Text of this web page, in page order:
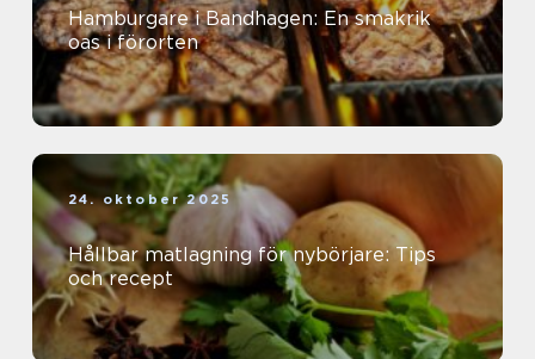
Hamburgare i Bandhagen: En smakrik
oas i förorten
24. oktober 2025
Hållbar matlagning för nybörjare: Tips
och recept